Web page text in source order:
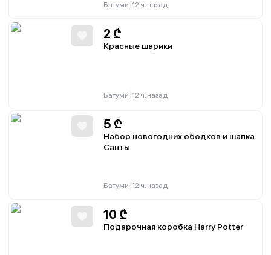
Батуми 12 ч. назад
2 ₾
Красные шарики
Батуми 12 ч. назад
5 ₾
Набор новогодних ободков и шапка
Санты
Батуми 12 ч. назад
10 ₾
Подарочная коробка Harry Potter